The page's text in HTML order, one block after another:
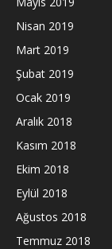
Nisan 2019
Mart 2019
Şubat 2019
Ocak 2019
Aralık 2018
Kasım 2018
Ekim 2018
Eylül 2018
Ağustos 2018
Temmuz 2018